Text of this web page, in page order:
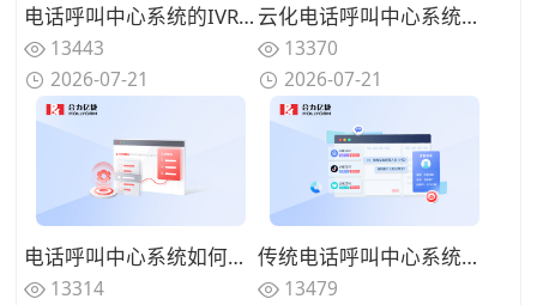
电话呼叫中心系统的IVR设计有哪些技巧？告别迷宫式菜单的用户友好设计
13443
2026-07-21
云化电话呼叫中心系统有哪些优势？告别硬件束缚的灵活部署模式
13370
2026-07-21
电话呼叫中心系统如何实现来电智能分配？路由策略优化坐席资源调配
13314
传统电话呼叫中心系统面临哪些挑战？数字化转型的迫切性与路径
13479